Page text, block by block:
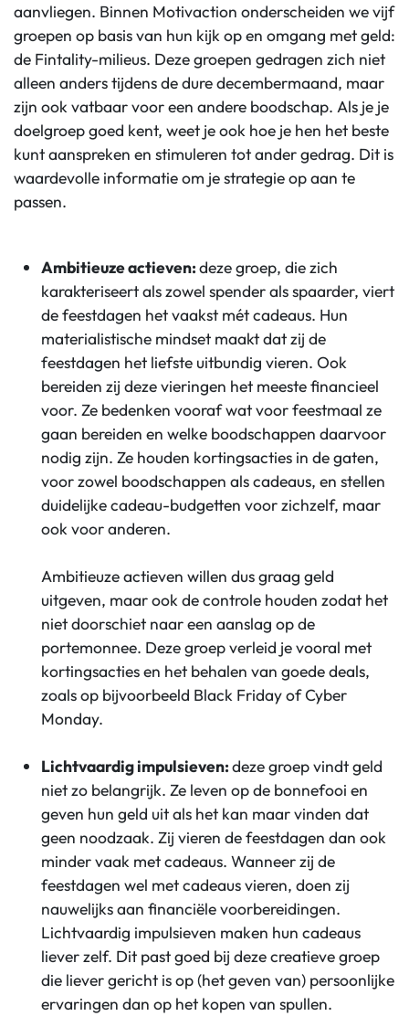
aanvliegen. Binnen Motivaction onderscheiden we vijf
groepen op basis van hun kijkopen omgang met geld:
de Fintality-milieus. Deze groepen gedragen zich niet
alleen anders tijdens de dure decembermaand, maar
zijn ookvatbaar voor een andere boodschap. Als je je
doelgroep goed kent, weet je ook hoe je hen het beste
kunt aanspreken en stimuleren tot ander gedrag. Dit is
waardevolle informatie om je strategie op aan te
passen.
Ambitieuze actieven:deze groep, die zich
karakteriseert als zowel spender als spaarder, viert
de feestdagen het vaakst mét cadeaus. Hun
materialistische mindset maakt dat zij de
feestdagen het liefste uitbundig vieren. Ook
bereiden zij deze vieringen het meeste financieel
voor. Ze bedenken vooraf wat voor feestmaal ze
gaan bereiden en welke boodschappen daarvoor
nodig zijn. Ze houden kortingsacties in de gaten,
voor zowel boodschappen als cadeaus, en stellen
duidelijke cadeau-budgetten voor zichzelf, maar
ook voor anderen.
Ambitieuze actieven willen dus graag geld
uitgeven, maar ook de controle houden zodat het
niet doorschiet naar een aanslag op de
portemonnee. Deze groep verleid je vooral met
kortingsacties en het behalen van goede deals,
zoals op bijvoorbeeld Black Friday of Cyber
Monday.
Lichtvaardig impulsieven:deze groep vindt geld
niet zo belangrijk. Ze leven op de bonnefooi en
geven hun geld uit als het kan maar vinden dat
geen noodzaak. Zij vieren de feestdagen dan ook
minder vaak met cadeaus. Wanneer zij de
feestdagen wel met cadeaus vieren, doen zij
nauwelijks aan financiële voorbereidingen.
Lichtvaardig impulsieven maken hun cadeaus
liever zelf. Dit past goed bij deze creatieve groep
die liever gericht is op (het geven van) persoonlijke
ervaringen dan op het kopen van spullen.